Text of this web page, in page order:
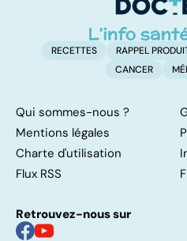
RECETTES RAPPEL
CANCER
Qui sommes-nous ?
Mentions légales
Charte d'utilisation
Flux RSS
Retrouvez-nous sur